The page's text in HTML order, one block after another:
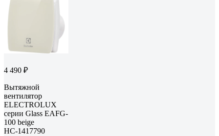
4 490 ₽
Вытяжной
вентилятор
ELECTROLUX
серии Glass EAFG-
100 beige
НС-1417790